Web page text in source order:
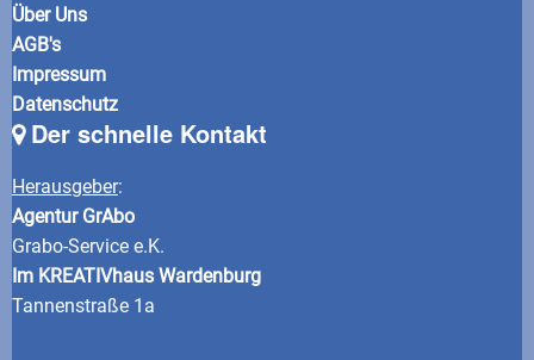
Über Uns
AGB's
Impressum
Datenschutz
Der schnelle Kontakt
Herausgeber:
Agentur GrAbo
Grabo-Service e.K.
Im KREATIVhaus Wardenburg
Tannenstraße 1a